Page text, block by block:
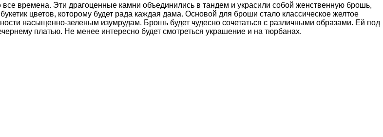
времена. Эти драгоценные камни объединились в тандем и украсили собой женственную брошь,
цветов, которому будет рада каждая дама. Основой для броши стало классическое желтое
насыщенно-зеленым изумрудам. Брошь будет чудесно сочетаться с различными образами. Ей под
платью. Не менее интересно будет смотреться украшение и на тюрбанах.